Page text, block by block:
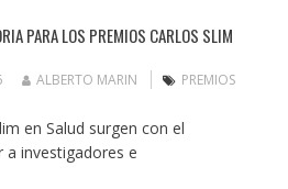
PARA LOS PREMIOS CARLOS SLIM
ALBERTO MARIN
PREMIOS
en Salud surgen con el
investigadores e